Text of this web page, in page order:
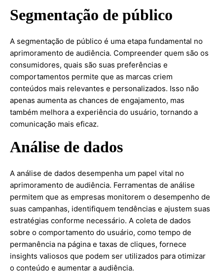
Segmentação de público
A segmentação de público é uma etapa fundamental no
aprimoramento de audiência. Compreender quem são os
consumidores, quais são suas preferências e
comportamentos permite que as marcas criem
conteúdos mais relevantes e personalizados. Isso não
apenas aumenta as chances de engajamento, mas
também melhora a experiência do usuário, tornando a
comunicação mais eficaz.
Análise de dados
A análise de dados desempenha um papel vital no
aprimoramento de audiência. Ferramentas de análise
permitem que as empresas monitorem o desempenho de
suas campanhas, identifiquem tendências e ajustem suas
estratégias conforme necessário. A coleta de dados
sobre o comportamento do usuário, como tempo de
permanência na página e taxas de cliques, fornece
insights valiosos que podem ser utilizados para otimizar
o conteúdo e aumentar a audiência.